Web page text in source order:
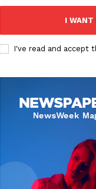
I WANT
I've read and accept